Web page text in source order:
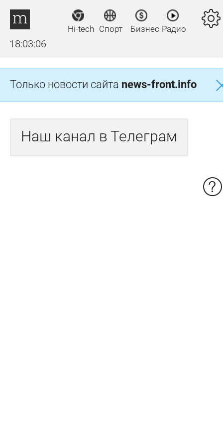
18:03:06
Hi-tech Спорт Бизнес Радио
Только новости сайта news-front.info
Наш канал в Телеграм